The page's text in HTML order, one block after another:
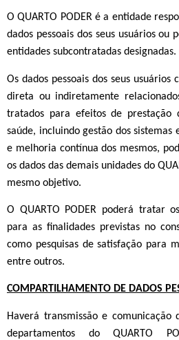
O QUARTO PODER é a entidade
dados pessoais dos seus usuários ou
entidades subcontratadas designadas.
Os dados pessoais dos seus usuários
direta ou indiretamente
tratados para efeitos de prestação
saúde, incluindo gestão dos sistemas
e melhoria contínua dos mesmos,
os dados das demais unidades do
mesmo objetivo.
O QUARTO PODER poderá tratar
para as finalidades previstas no
como pesquisas de satisfação para
entre outros.
COMPARTILHAMENTO DE DADOS
Haverá transmissão e comunicação
departamentos do QUARTO